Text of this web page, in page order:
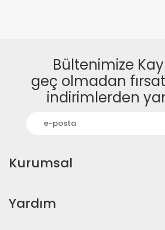
Bültenimize
geç olmadan
indirimlerden
Kurumsal
Yardım